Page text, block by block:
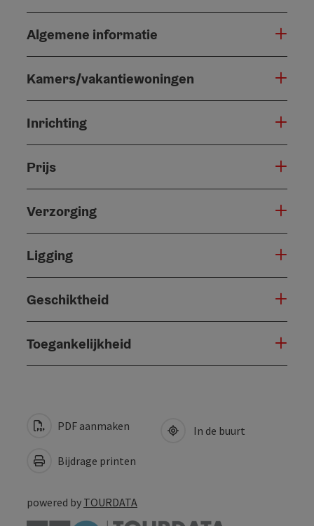
Algemene informatie
Kamers/vakantiewoningen
Inrichting
Prijs
Verzorging
Ligging
Geschiktheid
Toegankelijkheid
PDF aanmaken
Bijdrage printen
In de buurt
powered by TOURDATA